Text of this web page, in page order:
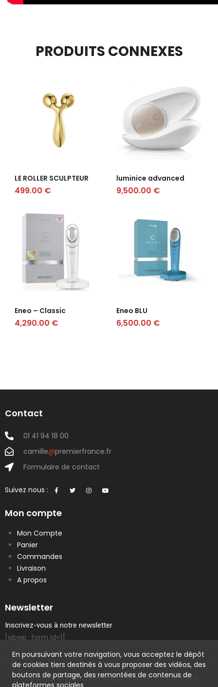
PRODUITS CONNEXES
LE ROLLER SCULPTEUR
499.00 €
luminice advanced
9,500.00 €
Eneo – Classic
4,290.00 €
Eneo BLU
6,500.00 €
Contact
01 41 94 18 00
camille@premierfrance.fr
Formulaire de contact
Suivez nous :
Mon compte
Mon Compte
Panier
Commandes
Livraison
A propos
Newsletter
Inscrivez-vous à notre newsletter
[sibwp_form id=1]
Copyright © 2023 Cosmetique Premier | Tous droits
En poursuivant votre navigation, vous acceptez le dépôt
de cookies tiers destinés à vous proposer des vidéos, des
boutons de partage, des remontées de contenus de
plateformes sociales